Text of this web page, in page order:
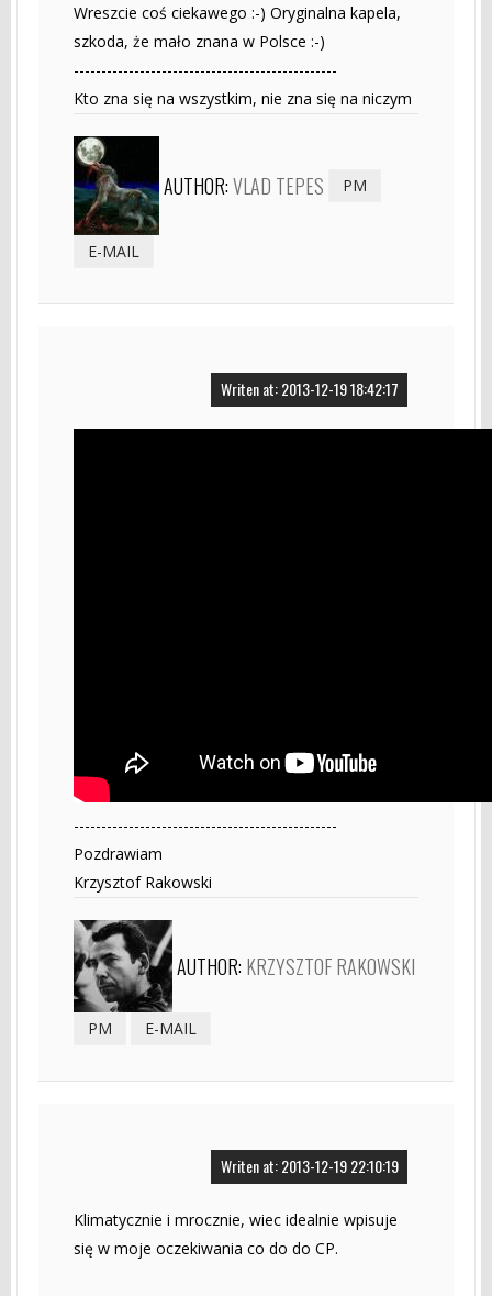
Wreszcie coś ciekawego :-) Oryginalna kapela,
szkoda, że mało znana w Polsce :-)
------------------------------------------------
Kto zna się na wszystkim, nie zna się na niczym
AUTHOR:VLAD TEPES PM
E-MAIL
Writen at: 2013-12-19 18:42:17
------------------------------------------------
Pozdrawiam
Krzysztof Rakowski
AUTHOR: KRZYSZTOF RAKOWSKI
PM E-MAIL
Writen at: 2013-12-19 22:10:19
Klimatycznie i mrocznie, wiec idealnie wpisuje
się w moje oczekiwania co do do CP.